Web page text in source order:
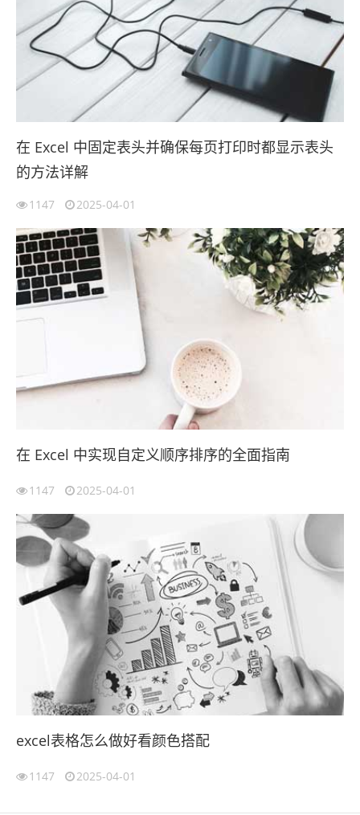
在 Excel 中固定表头并确保每页打印时都显示表头
的方法详解
1147 2025-04-01
在 Excel 中实现自定义顺序排序的全面指南
1147 2025-04-01
excel表格怎么做好看颜色搭配
1147 2025-04-01